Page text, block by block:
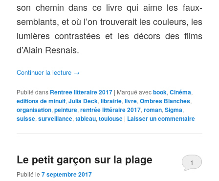
son chemin dans ce livre qui aime les faux-
semblants, et où l’on trouverait les couleurs, les
lumières contrastées et les décors des films
d’Alain Resnais.
Continuer la lecture →
Publié dans Rentree litteraire 2017 | Marqué avecbook,Cinéma,
editions de minuit,Julia Deck,librairie,livre,Ombres Blanches,
organisation,peinture,rentrée littéraire 2017,roman,Sigma,
suisse,surveillance,tableau,toulouse | Laisser un commentaire
Le petit garçon sur la plage
Publié le7 septembre 2017
1